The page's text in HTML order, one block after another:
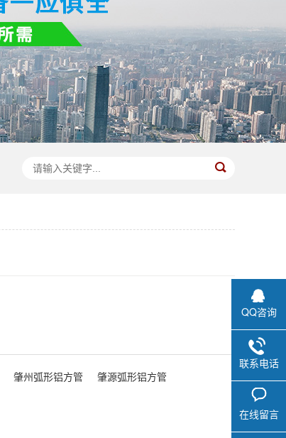
肇州弧形铝方管
肇源弧形铝方管
QQ咨询
联系电话
在线留言